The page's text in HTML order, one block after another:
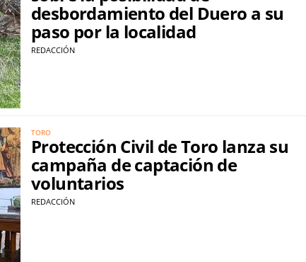
desbordamiento del Duero a su
paso por la localidad
REDACCIÓN
TORO
Protección Civil de Toro lanza su
campaña de captación de
voluntarios
REDACCIÓN